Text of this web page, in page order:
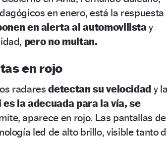
en enero, está la respuesta
en alerta al automovilista y
pero no multan.
en rojo
radaresdetectan su velocidad y la
es la adecuada para la vía, se
aparece en rojo. Las pantallas de
led de alto brillo, visible tanto